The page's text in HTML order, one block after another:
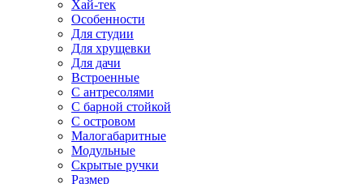
Хай-тек
Особенности
Для студии
Для хрущевки
Для дачи
Встроенные
С антресолями
С барной стойкой
С островом
Малогабаритные
Модульные
Скрытые ручки
Размер